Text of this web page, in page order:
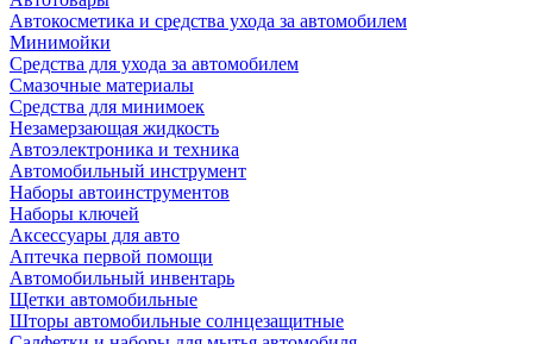
Автокосметика и средства ухода за автомобилем
Минимойки
Средства для ухода за автомобилем
Смазочные материалы
Средства для минимоек
Незамерзающая жидкость
Автоэлектроника и техника
Автомобильный инструмент
Наборы автоинструментов
Наборы ключей
Аксессуары для авто
Аптечка первой помощи
Автомобильный инвентарь
Щетки автомобильные
Шторы автомобильные солнцезащитные